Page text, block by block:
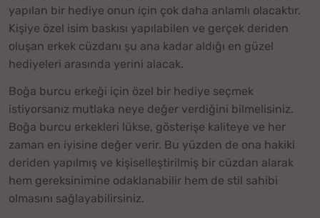
yapılan bir hediye onun için çok daha anlamlı olacaktır.
Kişiye özel isim baskısı yapılabilen ve gerçek deriden
oluşan erkek cüzdanı şu ana kadar aldığı en güzel
hediyeleri arasında yerini alacak.
Boğa burcu erkeği için özel bir hediye seçmek
istiyorsanız mutlaka neye değer verdiğini bilmelisiniz.
Boğa burcu erkekleri lükse, gösterişe kaliteye ve her
zaman en iyisine değer verir. Bu yüzden de ona hakiki
deriden yapılmış ve kişiselleştirilmiş bir cüzdan alarak
hem gereksinimine odaklanabilir hem de stil sahibi
olmasını sağlayabilirsiniz.